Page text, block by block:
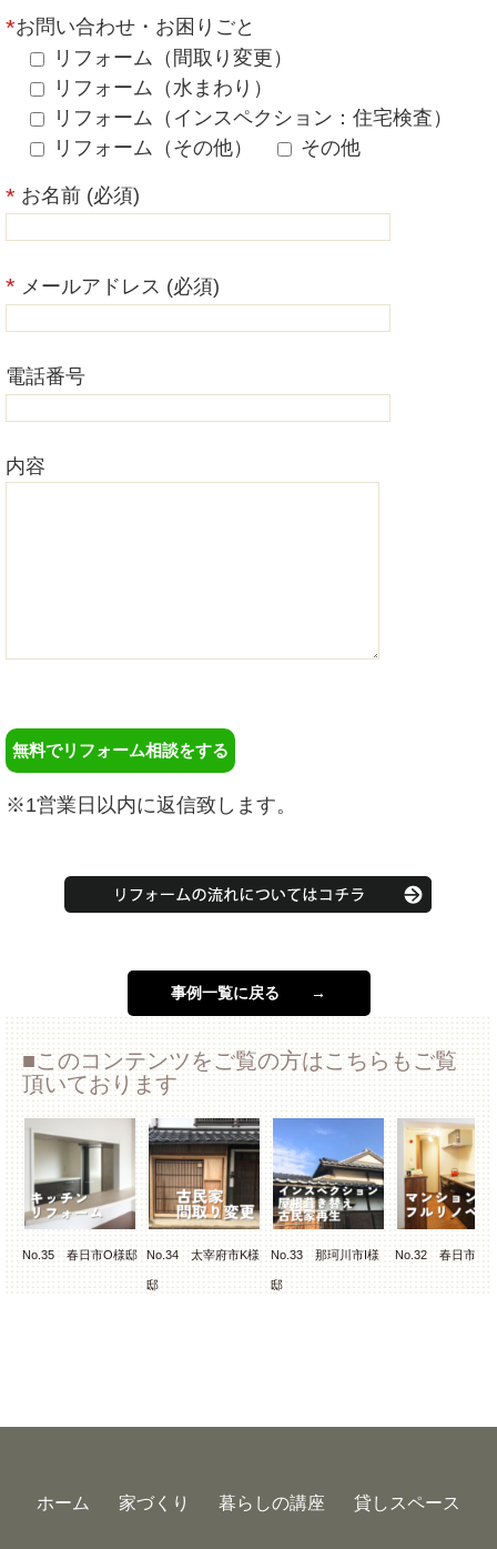
お問い合わせ・お困りごと
リフォーム（間取り変更）
リフォーム（水まわり）
リフォーム（インスペクション：住宅検査）
リフォーム（その他）
その他
お名前 (必須)
メールアドレス (必須)
電話番号
内容
※1営業日以内に返信致します。
事例一覧に戻る →
このコンテンツをご覧の方はこちらもご覧
頂いております
No.35 春日市O様邸 No.34 太宰府市K様
邸
No.33 那珂川市I様
邸
No.32 春日市M
ホーム 家づくり 暮らしの講座 貸しスペース